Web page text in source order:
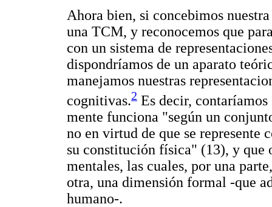
Ahora bien, si concebimos
una TCM, y reconocemos que
con un sistema de
dispondríamos de un aparato
manejamos nuestras
cognitivas.2 Es decir,
mente funciona "según un
no en virtud de que se represente
su constitución física" (13), y que
mentales, las cuales, por una
otra, una dimensión formal -que
humano-.